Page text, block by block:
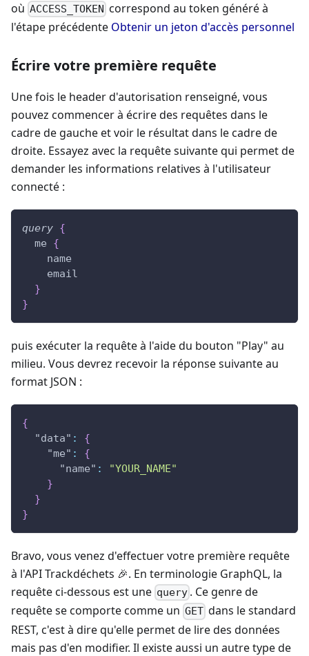
où ACCESS_TOKEN correspond au token généré à
l'étape précédente Obtenir un jeton d'accès personnel
Écrire votre première requête
Une fois le header d'autorisation renseigné, vous
pouvez commencer à écrire des requêtes dans le
cadre de gauche et voir le résultat dans le cadre de
droite. Essayez avec la requête suivante qui permet de
demander les informations relatives à l'utilisateur
connecté :
query {
me
{
name
email
}
}
puis exécuter la requête à l'aide du bouton "Play" au
milieu. Vous devrez recevoir la réponse suivante au
format JSON :
{
"data" :
{
"me" :
{
"name" :
"YOUR_NAME"
}
}
}
Bravo, vous venez d'effectuer votre première requête
à l'API Trackdéchets 🎉. En terminologie GraphQL, la
requête ci-dessous est une query . Ce genre de
requête se comporte comme un GET dans le standard
REST, c'est à dire qu'elle permet de lire des données
mais pas d'en modifier. Il existe aussi un autre type de